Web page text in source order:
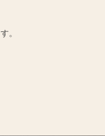
。